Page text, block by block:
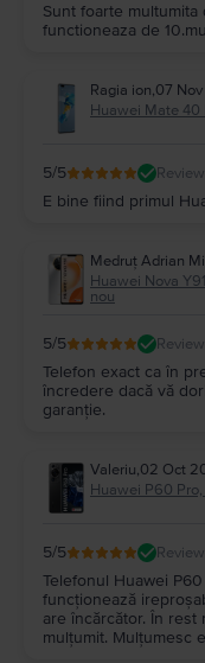
Sunt foarte multumita
functioneaza de
Ragia ion,07
Huawei Mate 40
5/5
E bine fiind primul
Medruț Adrian
Huawei Nova
nou
5/5
Telefon exact ca în
încredere dacă vă
garanție.
Valeriu,02 Oct
Huawei P60
5/5
Telefonul Huawei
funcționează
are încărcător. În
mulțumit. Mulțumesc